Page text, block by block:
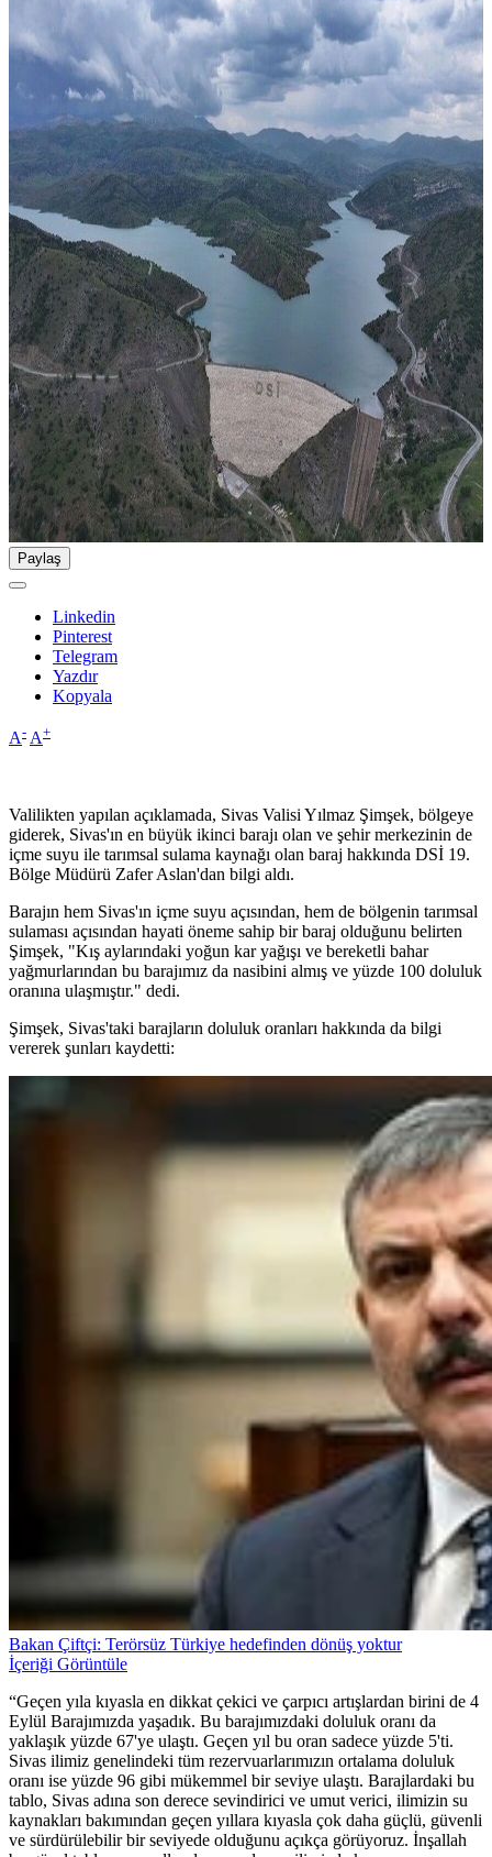
Paylaş
Linkedin
Pinterest
Telegram
Yazdır
Kopyala
A- A+
Valilikten yapılan açıklamada, Sivas Valisi Yılmaz Şimşek, bölgeye
giderek, Sivas'ın en büyük ikinci barajı olan ve şehir merkezinin de
içme suyu ile tarımsal sulama kaynağı olan baraj hakkında DSİ 19.
Bölge Müdürü Zafer Aslan'dan bilgi aldı.
Barajın hem Sivas'ın içme suyu açısından, hem de bölgenin tarımsal
sulaması açısından hayati öneme sahip bir baraj olduğunu belirten
Şimşek, "Kış aylarındaki yoğun kar yağışı ve bereketli bahar
yağmurlarından bu barajımız da nasibini almış ve yüzde 100 doluluk
oranına ulaşmıştır." dedi.
Şimşek, Sivas'taki barajların doluluk oranları hakkında da bilgi
vererek şunları kaydetti:
Bakan Çiftçi: Terörsüz Türkiye hedefinden dönüş yoktur
İçeriği Görüntüle
“Geçen yıla kıyasla en dikkat çekici ve çarpıcı artışlardan birini de 4
Eylül Barajımızda yaşadık. Bu barajımızdaki doluluk oranı da
yaklaşık yüzde 67'ye ulaştı. Geçen yıl bu oran sadece yüzde 5'ti.
Sivas ilimiz genelindeki tüm rezervuarlarımızın ortalama doluluk
oranı ise yüzde 96 gibi mükemmel bir seviye ulaştı. Barajlardaki bu
tablo, Sivas adına son derece sevindirici ve umut verici, ilimizin su
kaynakları bakımından geçen yıllara kıyasla çok daha güçlü, güvenli
ve sürdürülebilir bir seviyede olduğunu açıkça görüyoruz. İnşallah